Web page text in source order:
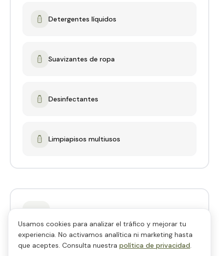
Detergentes líquidos
Suavizantes de ropa
Desinfectantes
Limpiapisos multiusos
Con o sin fragancia
Usamos cookies para analizar el tráfico y mejorar tu
experiencia. No activamos analítica ni marketing hasta
que aceptes. Consulta nuestra política de privacidad.